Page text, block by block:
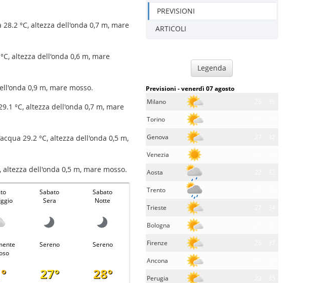
PREVISIONI
ARTICOLI
Legenda
Previsioni - venerdì 07 agosto
Milano
Torino
Genova
Venezia
Aosta
Trento
Trieste
Bologna
Firenze
Ancona
Perugia
°C, altezza dell'onda 0,7 m, mare
altezza dell'onda 0,6 m, mare
0,9 m, mare mosso.
°C, altezza dell'onda 0,7 m, mare
29.2 °C, altezza dell'onda 0,5 m,
dell'onda 0,5 m, mare mosso.
Sabato
Sera
Sabato
Notte
Sereno Sereno
27° 28°